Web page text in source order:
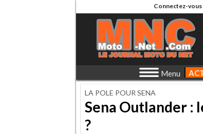
Connectez-vous
Menu
LA POLE POUR SENA
Sena Outlander :
?